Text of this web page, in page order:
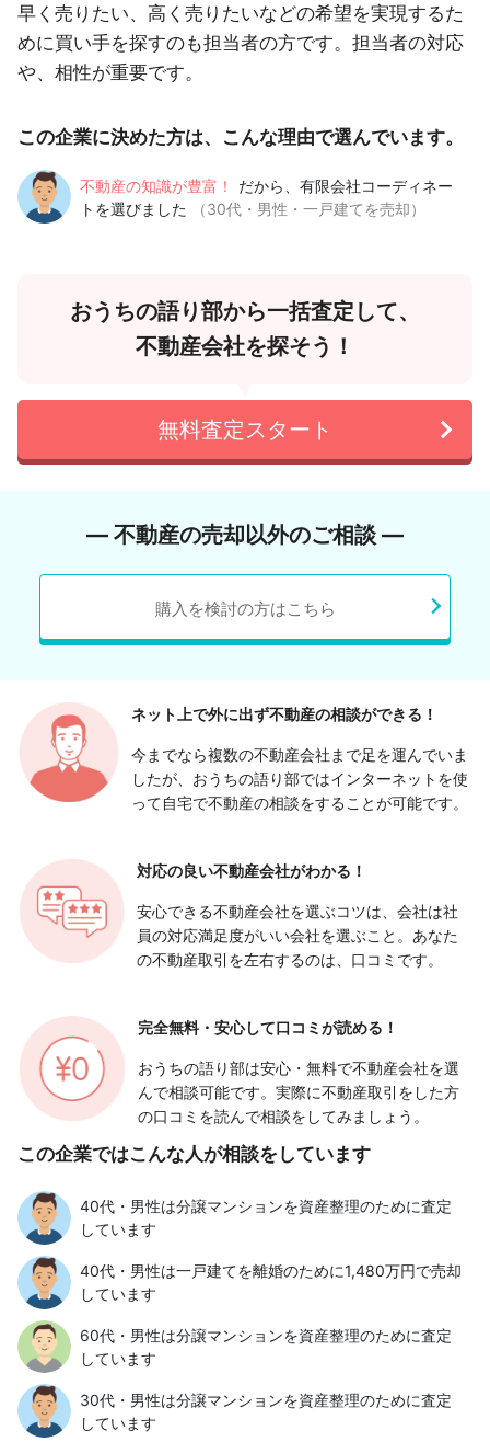
早く売りたい、高く売りたいなどの希望を実現するた
めに買い手を探すのも担当者の方です。担当者の対応
や、相性が重要です。
この企業に決めた方は、こんな理由で選んでいます。
不動産の知識が豊富！
だから、有限会社コーディネー
トを選びました
（30代・男性・一戸建てを売却）
おうちの語り部から一括査定して、
不動産会社を探そう！
無料査定スタート
― 不動産の売却以外のご相談 ―
購入を検討の方はこちら
ネット上で外に出ず不動産の相談ができる！
今までなら複数の不動産会社まで足を運んでいま
したが、おうちの語り部ではインターネットを使
って自宅で不動産の相談をすることが可能です。
対応の良い不動産会社がわかる！
安心できる不動産会社を選ぶコツは、会社は社
員の対応満足度がいい会社を選ぶこと。あなた
の不動産取引を左右するのは、口コミです。
完全無料・安心して口コミが読める！
おうちの語り部は安心・無料で不動産会社を選
んで相談可能です。実際に不動産取引をした方
の口コミを読んで相談をしてみましょう。
この企業ではこんな人が相談をしています
40代・男性は分譲マンションを資産整理のために査定
しています
40代・男性は一戸建てを離婚のために1,480万円で売却
しています
60代・男性は分譲マンションを資産整理のために査定
しています
30代・男性は分譲マンションを資産整理のために査定
しています